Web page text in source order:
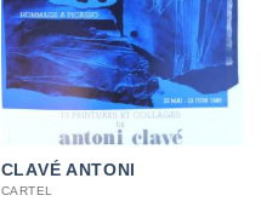
CLAVÉ ANTONI
CARTEL